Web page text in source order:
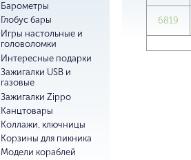
Барометры
Глобус бары
Игры настольные и
головоломки
Интересные подарки
Зажигалки USB и
газовые
Зажигалки Zippo
Канцтовары
Коллажи, ключницы
Корзины для пикника
Модели кораблей
6819